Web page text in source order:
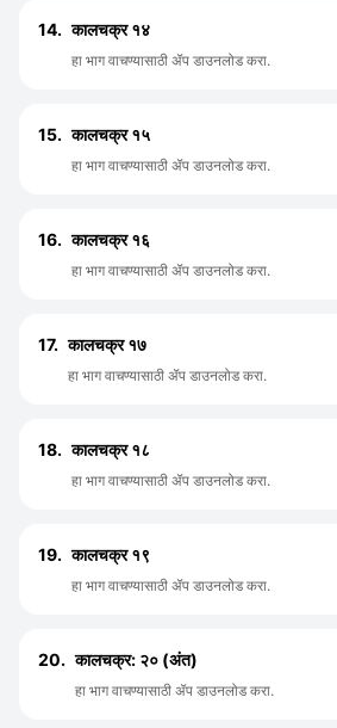
14. कालचक्र १४
हा भाग वाचण्यासाठी ॲप डाउनलोड करा.
15. कालचक्र १५
हा भाग वाचण्यासाठी ॲप डाउनलोड करा.
16. कालचक्र १६
हा भाग वाचण्यासाठी ॲप डाउनलोड करा.
17. कालचक्र १७
हा भाग वाचण्यासाठी ॲप डाउनलोड करा.
18. कालचक्र १८
हा भाग वाचण्यासाठी ॲप डाउनलोड करा.
19. कालचक्र १९
हा भाग वाचण्यासाठी ॲप डाउनलोड करा.
20. कालचक्र: २० (अंत)
हा भाग वाचण्यासाठी ॲप डाउनलोड करा.